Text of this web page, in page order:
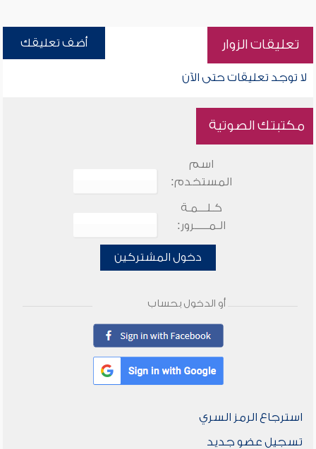
تعليقات الزوار أضف تعليقك
لا توجد تعليقات حتى الآن
مكتبتك الصوتية
اسم
المستخدم:
كـلـــمـة
الـمـــــرور:
دخول المشتركين
أو الدخول بحساب
استرجاع الرمز السري
تسجيل عضو جديد